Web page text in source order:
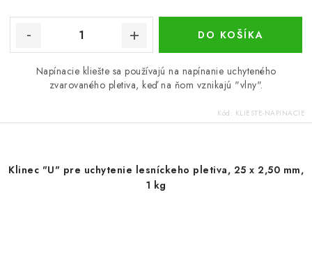
DO KOŠÍKA
Napínacie kliešte sa používajú na napínanie uchyteného
zvarovaného pletiva, keď na ňom vznikajú "vlny".
Kód: KLIESTE-NAPINACIE
Klinec "U" pre uchytenie lesníckeho pletiva, 25 x 2,50 mm,
1 kg